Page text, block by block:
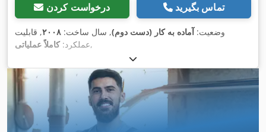
درخواست کردن تماس بگیرید
وضعیت:آماده به کار (دست دوم), سال ساخت: ۲۰۰۸, قابلیت
عملکرد:کاملاً عملیاتی ,